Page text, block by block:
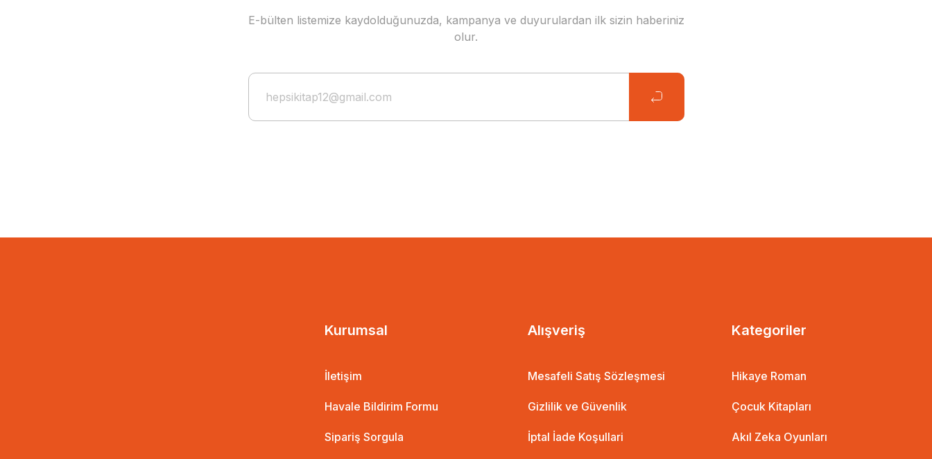
E-bülten listemize kaydolduğunuzda, kampanya ve duyurulardan ilk sizin haberiniz
olur.
Kurumsal
İletişim
Havale Bildirim Formu
Sipariş Sorgula
Alışveriş
Mesafeli Satış Sözleşmesi
Gizlilik ve Güvenlik
İptal İade Koşullari
Kategoriler
Hikaye Roman
Çocuk Kitapları
Akıl Zeka Oyunları